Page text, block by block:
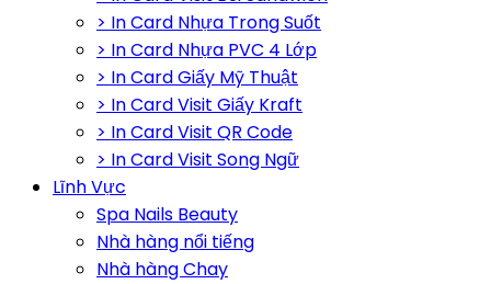
> In Card Nhựa Trong Suốt
> In Card Nhựa PVC 4 Lớp
> In Card Giấy Mỹ Thuật
> In Card Visit Giấy Kraft
> In Card Visit QR Code
> In Card Visit Song Ngữ
Lĩnh Vực
Spa Nails Beauty
Nhà hàng nổi tiếng
Nhà hàng Chay